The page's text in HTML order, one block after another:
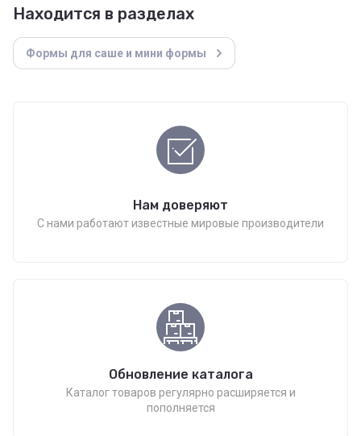
Находится в разделах
Формы для саше и мини формы
Нам доверяют
С нами работают известные мировые производители
Обновление каталога
Каталог товаров регулярно расширяется и
пополняется